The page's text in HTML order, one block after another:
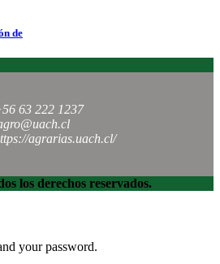
de
63 222 1237
agrarias.uach.cl/
los derechos reservados.
your password.